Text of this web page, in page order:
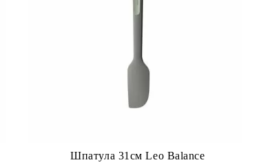
Шпатула 31см Leo Balance